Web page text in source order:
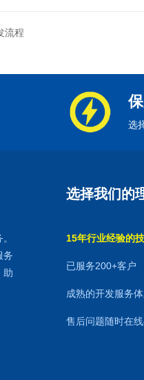
流程
选
务
助
选择我们的
15年行业经验的
已服务200+客户
成熟的开发服务
售后问题随时在